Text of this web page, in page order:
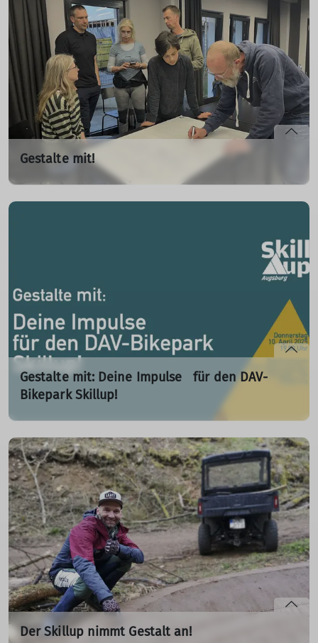
mehr erfahren
Gestalte mit!
Die MTB-Abteilung veranstaltete einen Workshop zur
Gestalte mit: Deine Impulse für den DAV-
Bikepark Skillup!
Veranstaltung zu den Planungen des Skillups am 10.
18.03.2025
mehr erfahren
Der Skillup nimmt Gestalt an!